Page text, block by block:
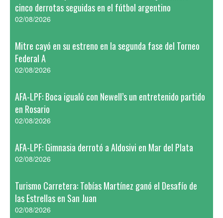
cinco derrotas seguidas en el fútbol argentino
02/08/2026
Mitre cayó en su estreno en la segunda fase del Torneo
Federal A
02/08/2026
AFA-LPF: Boca igualó con Newell’s un entretenido partido
en Rosario
02/08/2026
AFA-LPF: Gimnasia derrotó a Aldosivi en Mar del Plata
02/08/2026
Turismo Carretera: Tobías Martínez ganó el Desafío de
las Estrellas en San Juan
02/08/2026